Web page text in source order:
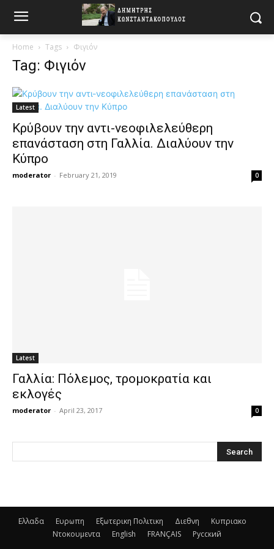
Home Tags Φιγιόν
Tag: Φιγιόν
Latest
Κρύβουν την αντι-νεοφιλελεύθερη
επανάσταση στη Γαλλία. Διαλύουν την
Κύπρο
moderator - February 21, 2019 0
Latest
Γαλλία: Πόλεμος, τρομοκρατία και
εκλογές
moderator - April 23, 2017 0
Ελλαδα Ευρωπη Εξωτερικη Πολιτικη Διεθνη
Κυπριακο
Ντοκουμεντα
English FRANÇAIS Русский